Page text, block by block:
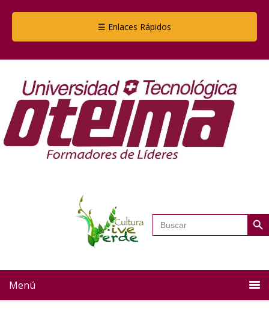
☰ Enlaces Rápidos
Buscar: Botón
Menú